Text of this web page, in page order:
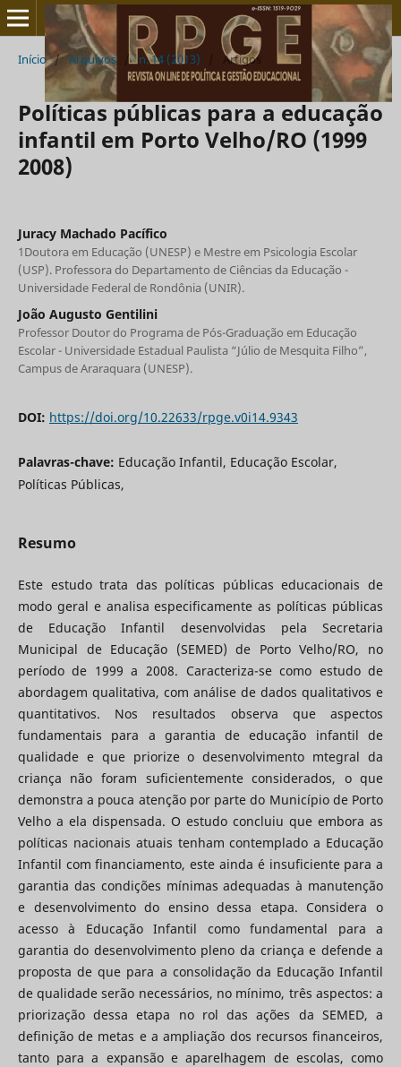
Início / Arquivos / n. 14 (2013) / Artigos
Políticas públicas para a educação
infantil em Porto Velho/RO (1999
2008)
Juracy Machado Pacífico
1Doutora em Educação (UNESP) e Mestre em Psicologia Escolar
(USP). Professora do Departamento de Ciências da Educação -
Universidade Federal de Rondônia (UNIR).
João Augusto Gentilini
Professor Doutor do Programa de Pós-Graduação em Educação
Escolar - Universidade Estadual Paulista “Júlio de Mesquita Filho”,
Campus de Araraquara (UNESP).
DOI: https://doi.org/10.22633/rpge.v0i14.9343
Palavras-chave: Educação Infantil, Educação Escolar,
Políticas Públicas,
Resumo
Este estudo trata das políticas públicas educacionais de
modo geral e analisa especificamente as políticas públicas
de Educação Infantil desenvolvidas pela Secretaria
Municipal de Educação (SEMED) de Porto Velho/RO, no
período de 1999 a 2008. Caracteriza-se como estudo de
abordagem qualitativa, com análise de dados qualitativos e
quantitativos. Nos resultados observa que aspectos
fundamentais para a garantia de educação infantil de
qualidade e que priorize o desenvolvimento mtegral da
criança não foram suficientemente considerados, o que
demonstra a pouca atenção por parte do Município de Porto
Velho a ela dispensada. O estudo concluiu que embora as
políticas nacionais atuais tenham contemplado a Educação
Infantil com financiamento, este ainda é insuficiente para a
garantia das condições mínimas adequadas à manutenção
e desenvolvimento do ensino dessa etapa. Considera o
acesso à Educação Infantil como fundamental para a
garantia do desenvolvimento pleno da criança e defende a
proposta de que para a consolidação da Educação Infantil
de qualidade serão necessários, no mínimo, três aspectos: a
priorização dessa etapa no rol das ações da SEMED, a
definição de metas e a ampliação dos recursos financeiros,
tanto para a expansão e aparelhagem de escolas, como